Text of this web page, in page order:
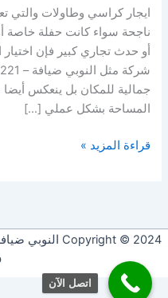
ايجار كراسي وطاولات والتي
ناجحة سواء كانت حفلة خاصة
أو حدث تجاري كبير فإن
جمالية للمكان بل ينعكس
المساحة بشكل عملي […]
قراءة المزيد »
اتصل الآن